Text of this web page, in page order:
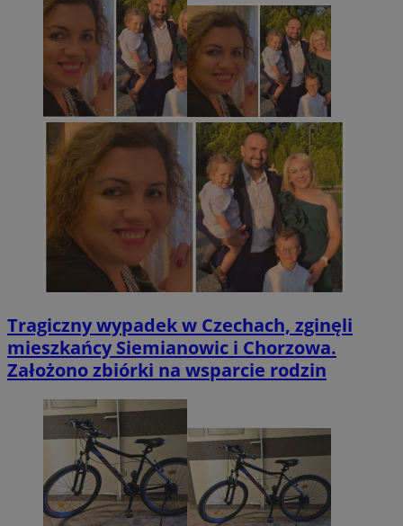
Tragiczny wypadek w Czechach, zginęli
mieszkańcy Siemianowic i Chorzowa.
Założono zbiórki na wsparcie rodzin